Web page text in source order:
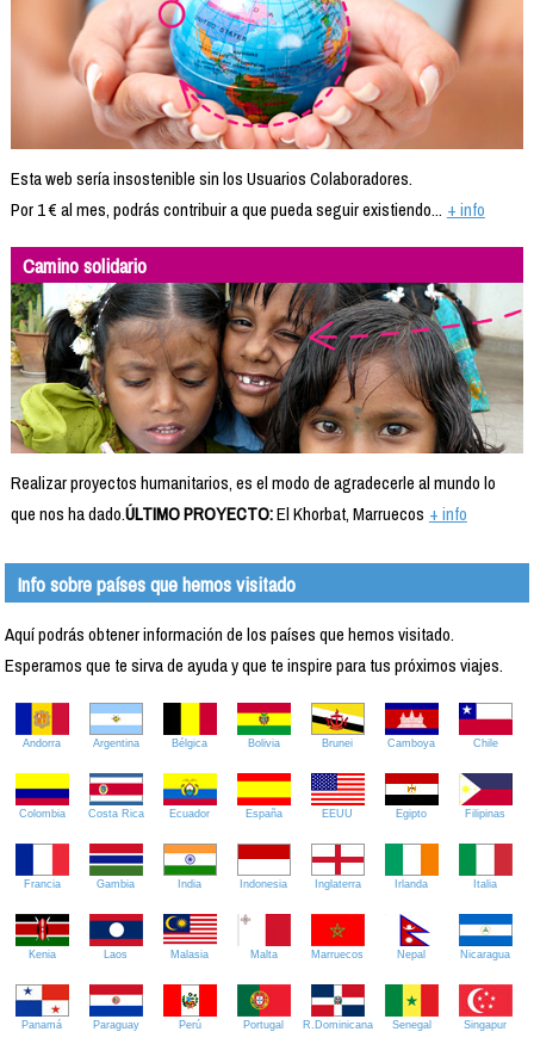
Esta web sería insostenible sin los Usuarios Colaboradores.
Por 1 € al mes, podrás contribuir a que pueda seguir existiendo... + info
Camino solidario
Realizar proyectos humanitarios, es el modo de agradecerle al mundo lo
que nos ha dado.ÚLTIMO PROYECTO:El Khorbat, Marruecos + info
Info sobre países que hemos visitado
Aquí podrás obtener información de los países que hemos visitado.
Esperamos que te sirva de ayuda y que te inspire para tus próximos viajes.
Andorra Argentina Bélgica Bolivia Brunei Camboya Chile
Colombia Costa Rica Ecuador España EEUU Egipto Filipinas
Francia Gambia India Indonesia Inglaterra Irlanda Italia
Kenia Laos Malasia Malta Marruecos Nepal Nicaragua
Panamá Paraguay Perú Portugal R.Dominicana Senegal Singapur